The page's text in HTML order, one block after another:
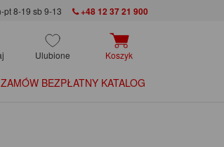
8-19 sb 9-13 +48 12 37 21 900
Ulubione Koszyk
ZAMÓW BEZPŁATNY KATALOG